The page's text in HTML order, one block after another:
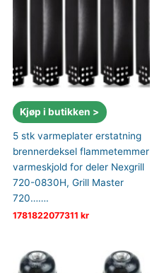
Kjøp i butikken >
5 stk varmeplater erstatning
brennerdeksel flammetemmer
varmeskjold for deler Nexgrill
720-0830H, Grill Master
720…….
1781822077311 kr